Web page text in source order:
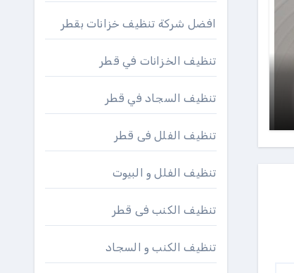
افضل شركة تنظيف خزانات بقطر
تنظيف الخزانات في قطر
تنظيف السجاد في قطر
تنظيف الفلل فى قطر
تنظيف الفلل و البيوت
تنظيف الكنب فى قطر
تنظيف الكنب و السجاد